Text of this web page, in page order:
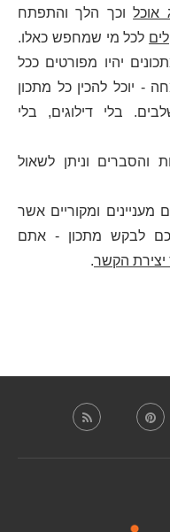
אוכלוכך הלך והתפתח
לכל מי שמחפש כאלו.
יהיו מפורטים ככל
- יוכל להכין כל מתכון
בלי דילוגים, בלי
והסברים וניתן לשאול
מעניינים ומקוריים אשר
לבקש מתכון - אתם
יצירת הקשר.